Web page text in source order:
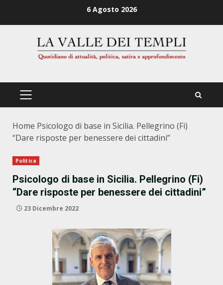
6 Agosto 2026
PRIMÄRES
Home Psicologo di base in Sicilia. Pellegrino (Fi)
“Dare risposte per benessere dei cittadini”
Politica
Psicologo di base in Sicilia. Pellegrino (Fi)
“Dare risposte per benessere dei cittadini”
23 Dicembre 2022